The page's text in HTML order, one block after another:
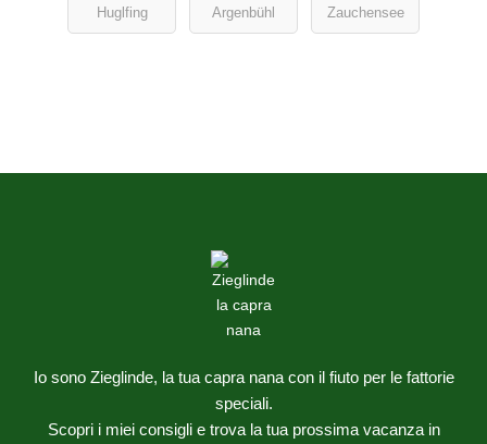
Huglfing Argenbühl
Zauchensee
Io sono Zieglinde, la tua capra nana con il fiuto per le fattorie
speciali.
Scopri i miei consigli e trova la tua prossima vacanza in